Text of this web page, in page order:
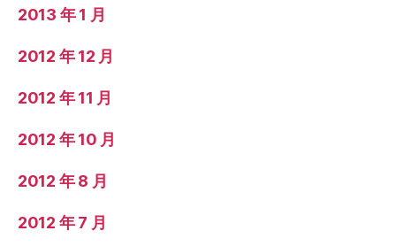
2013 年 1 月
2012 年 12 月
2012 年 11 月
2012 年 10 月
2012 年 8 月
2012 年 7 月